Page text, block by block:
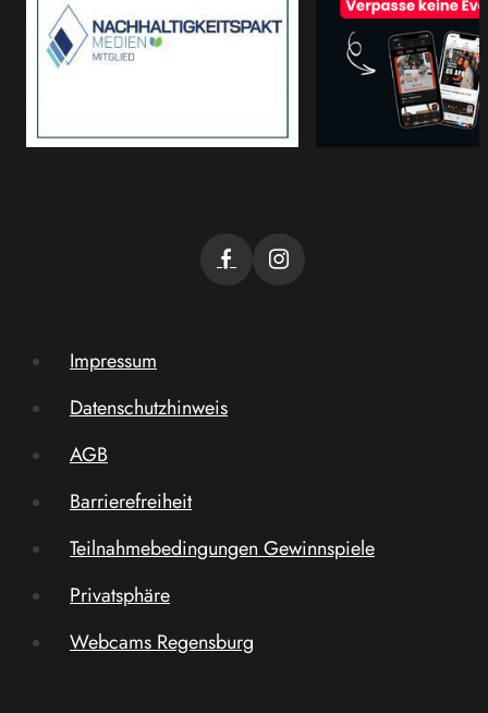
Impressum
Datenschutzhinweis
AGB
Barrierefreiheit
Teilnahmebedingungen Gewinnspiele
Privatsphäre
Webcams Regensburg